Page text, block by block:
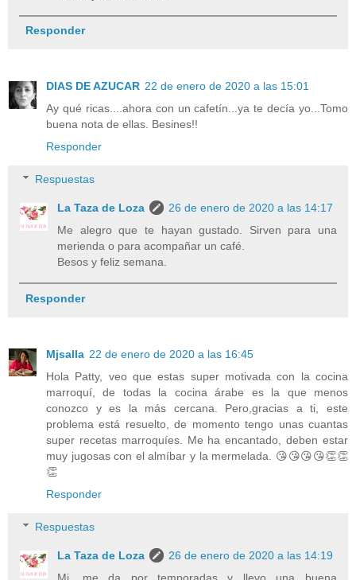
Responder
DIAS DE AZUCAR 22 de enero de 2020 a las 15:01
Ay qué ricas....ahora con un cafetín...ya te decía yo...Tomo
buena nota de ellas. Besines!!
Responder
Respuestas
La Taza de Loza
26 de enero de 2020 a las 14:17
Me alegro que te hayan gustado. Sirven para una
merienda o para acompañar un café.
Besos y feliz semana.
Responder
Mjsalla 22 de enero de 2020 a las 16:45
Hola Patty, veo que estas super motivada con la cocina
marroquí, de todas la cocina árabe es la que menos
conozco y es la más cercana. Pero,gracias a ti, este
problema está resuelto, de momento tengo unas cuantas
super recetas marroquíes. Me ha encantado, deben estar
muy jugosas con el almíbar y la mermelada. 😘😘😘😘👏👏
👏
Responder
Respuestas
La Taza de Loza
26 de enero de 2020 a las 14:19